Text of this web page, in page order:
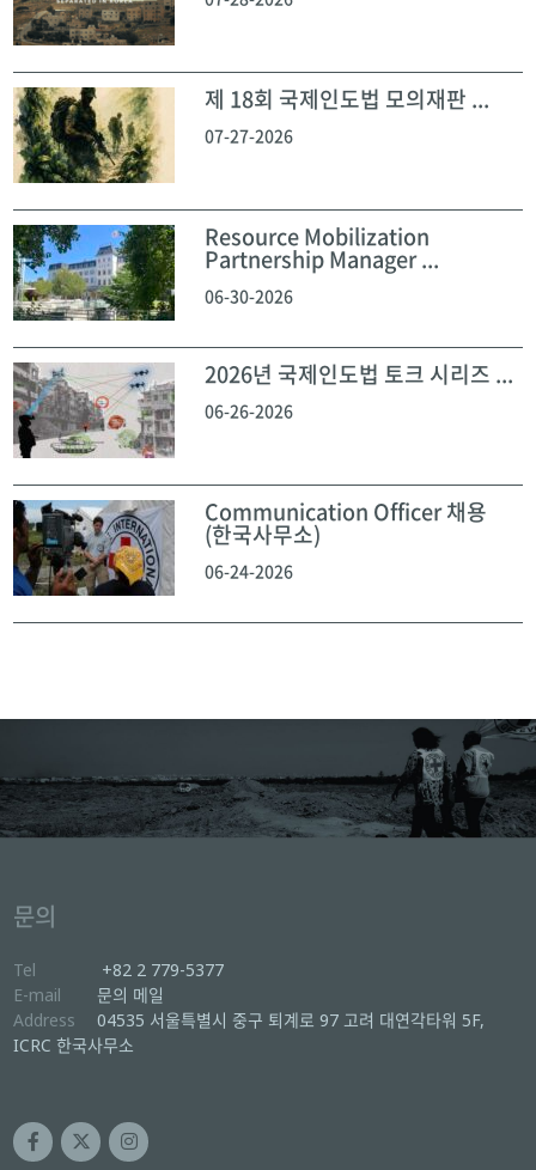
제 18회 국제인도법 모의재판 ...
07-27-2026
Resource Mobilization
Partnership Manager ...
06-30-2026
2026년 국제인도법 토크 시리즈 ...
06-26-2026
Communication Officer 채용
(한국사무소)
06-24-2026
문의
Tel
+82 2 779-5377
E-mail
문의 메일
Address
04535 서울특별시 중구 퇴계로 97 고려 대연각타워 5F,
ICRC 한국사무소